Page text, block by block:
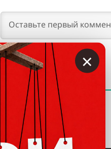
КОММЕНТАРИИ
×